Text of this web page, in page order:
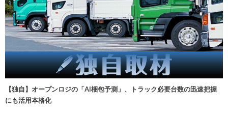
【独自】オープンロジの「AI梱包予測」、トラック必要台数の迅速把握
にも活用本格化